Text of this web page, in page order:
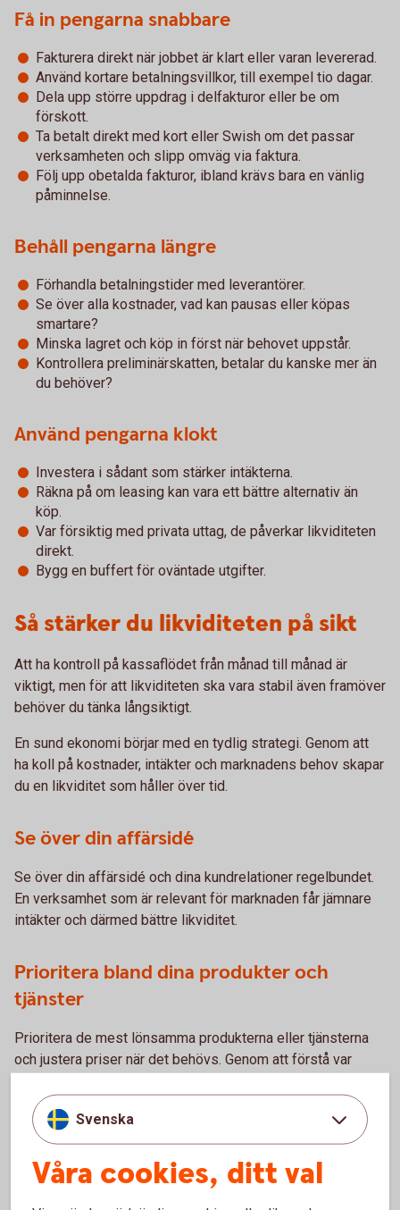
Få in pengarna snabbare
Fakturera direkt när jobbet är klart eller varan levererad.
Använd kortare betalningsvillkor, till exempel tio dagar.
Dela upp större uppdrag i delfakturor eller be om
förskott.
Ta betalt direkt med kort eller Swish om det passar
verksamheten och slipp omväg via faktura.
Följ upp obetalda fakturor, ibland krävs bara en vänlig
påminnelse.
Behåll pengarna längre
Förhandla betalningstider med leverantörer.
Se över alla kostnader, vad kan pausas eller köpas
smartare?
Minska lagret och köp in först när behovet uppstår.
Kontrollera preliminärskatten, betalar du kanske mer än
du behöver?
Använd pengarna klokt
Investera i sådant som stärker intäkterna.
Räkna på om leasing kan vara ett bättre alternativ än
köp.
Var försiktig med privata uttag, de påverkar likviditeten
direkt.
Bygg en buffert för oväntade utgifter.
Så stärker du likviditeten på sikt
Att ha kontroll på kassaflödet från månad till månad är
viktigt, men för att likviditeten ska vara stabil även framöver
behöver du tänka långsiktigt.
En sund ekonomi börjar med en tydlig strategi. Genom att
ha koll på kostnader, intäkter och marknadens behov skapar
du en likviditet som håller över tid.
Se över din affärsidé
Se över din affärsidé och dina kundrelationer regelbundet.
En verksamhet som är relevant för marknaden får jämnare
intäkter och därmed bättre likviditet.
Prioritera bland dina produkter och
tjänster
Prioritera de mest lönsamma produkterna eller tjänsterna
och justera priser när det behövs. Genom att förstå var
och jämna ut svängningar i kassaflödet.
Använd smarta verktyg
Digitala verktyg kan också bidra till långsiktig stabilitet.
Svenska
Våra cookies, ditt val